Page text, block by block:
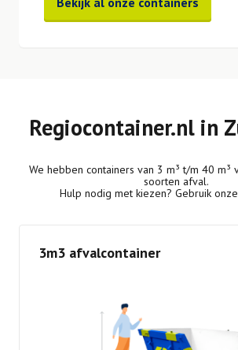
Regiocontainer.nl in
We hebben containers van 3 m³ t/m 40 m³
soorten afval.
Hulp nodig met kiezen? Gebruik
3m3 afvalcontainer